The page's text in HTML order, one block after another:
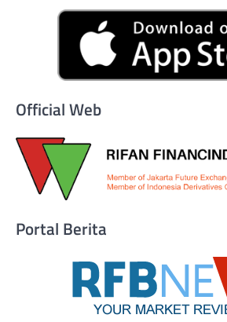
Official Web
Portal Berita